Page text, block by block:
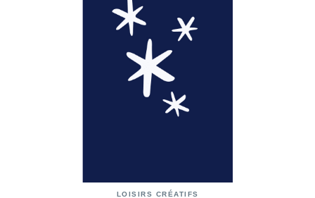
LOISIRS CRÉATIFS